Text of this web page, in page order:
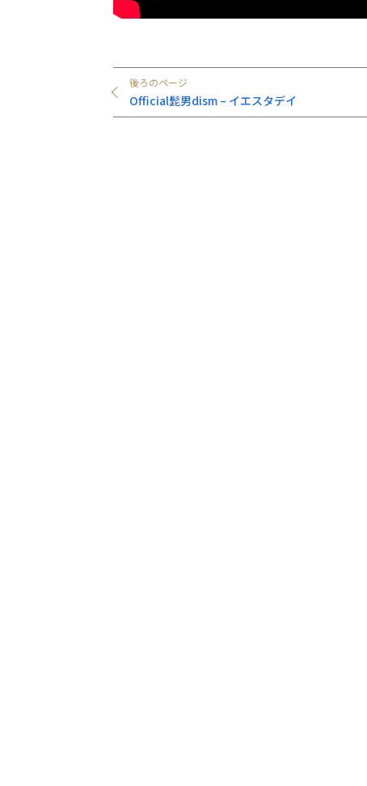
後ろのページ
Official髭男dism – イエスタデイ